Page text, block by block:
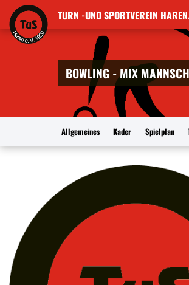
TURN -UND SPORTVEREIN
BOWLING - MIX
Allgemeines Kader Spielplan